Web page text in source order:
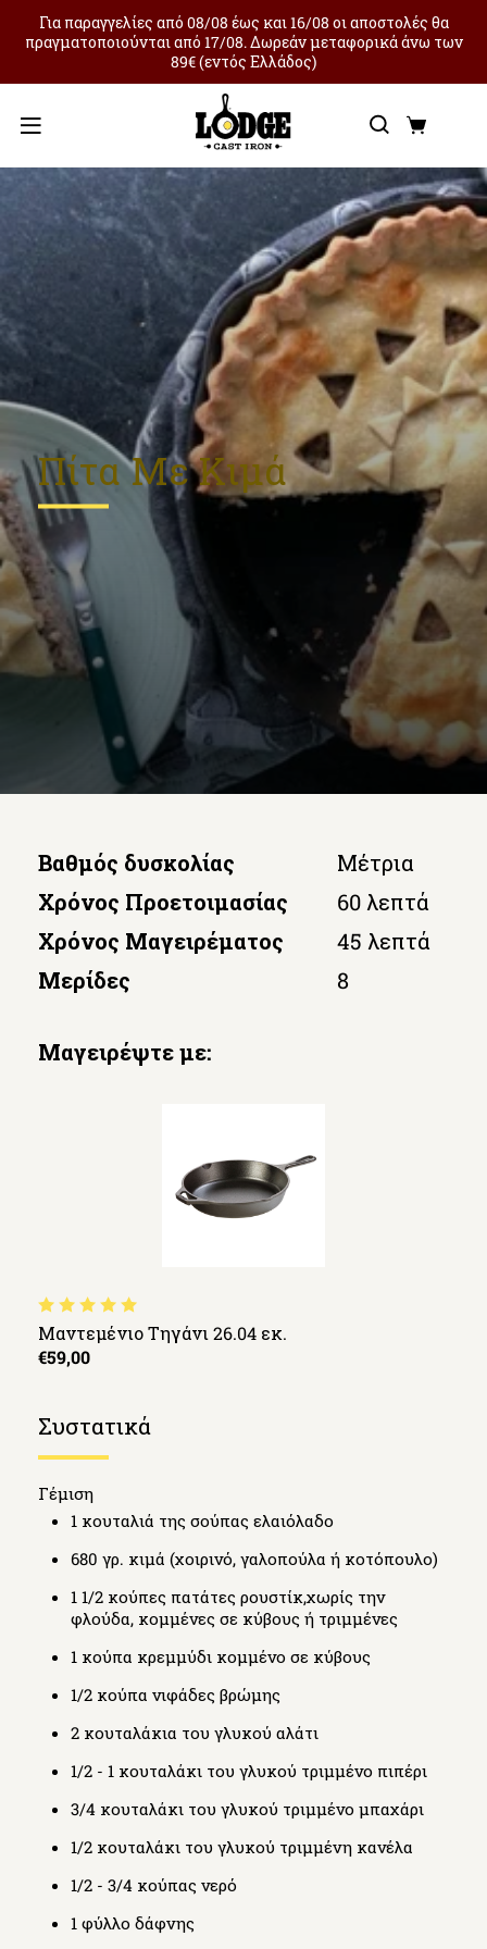
Για παραγγελίες από 08/08 έως και 16/08 οι αποστολές θα
πραγματοποιούνται από 17/08. Δωρεάν μεταφορικά άνω των
89€ (εντός Ελλάδος)
Μενού
Πίτα Με Κιμά
Βαθμός δυσκολίας
Μέτρια
Χρόνος Προετοιμασίας
60 λεπτά
Χρόνος Μαγειρέματος
45 λεπτά
Μερίδες
8
Μαγειρέψτε με:
Μαντεμένιο Τηγάνι 26.04 εκ.
€59,00
Συστατικά
Γέμιση
1 κουταλιά της σούπας ελαιόλαδο
680 γρ. κιμά (χοιρινό, γαλοπούλα ή κοτόπουλο)
1 1/2 κούπες πατάτες ρουστίκ,χωρίς την
φλούδα, κομμένες σε κύβους ή τριμμένες
1 κούπα κρεμμύδι κομμένο σε κύβους
1/2 κούπα νιφάδες βρώμης
2 κουταλάκια του γλυκού αλάτι
1/2 - 1 κουταλάκι του γλυκού τριμμένο πιπέρι
3/4 κουταλάκι του γλυκού τριμμένο μπαχάρι
1/2 κουταλάκι του γλυκού τριμμένη κανέλα
1/2 - 3/4 κούπας νερό
1 φύλλο δάφνης